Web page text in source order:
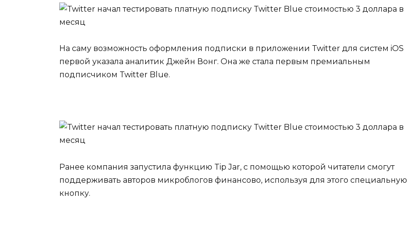
На саму возможность оформления подписки в приложении Twitter для систем iOS
первой указала аналитик Джейн Вонг. Она же стала первым премиальным
подписчиком Twitter Blue.
Ранее компания запустила функцию Tip Jar, с помощью которой читатели смогут
поддерживать авторов микроблогов финансово, используя для этого специальную
кнопку.